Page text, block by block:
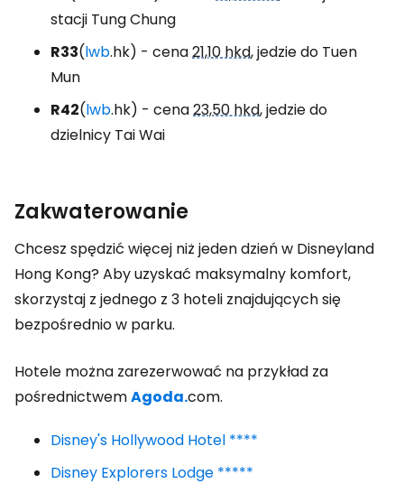
stacji Tung Chung
R33(lwb.hk) - cena21,10 hkd, jedzie do Tuen
Mun
R42(lwb.hk) - cena23,50 hkd, jedzie do
dzielnicy Tai Wai
Zakwaterowanie
Chcesz spędzić więcej niż jeden dzień w Disneyland
Hong Kong? Aby uzyskać maksymalny komfort,
skorzystaj z jednego z 3 hoteli znajdujących się
bezpośrednio w parku.
Hotele można zarezerwować na przykład za
pośrednictwemAgoda.com.
Disney's Hollywood Hotel ****
Disney Explorers Lodge *****